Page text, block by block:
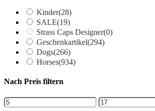
Kinder(28)
SALE(19)
Strass Caps Designer(0)
Geschenkartikel(294)
Dogs(266)
Horses(934)
Nach Preis filtern